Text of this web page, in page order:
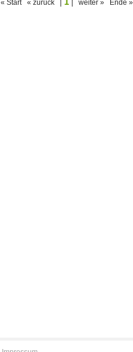
« Start « zurück | | weiter » Ende »